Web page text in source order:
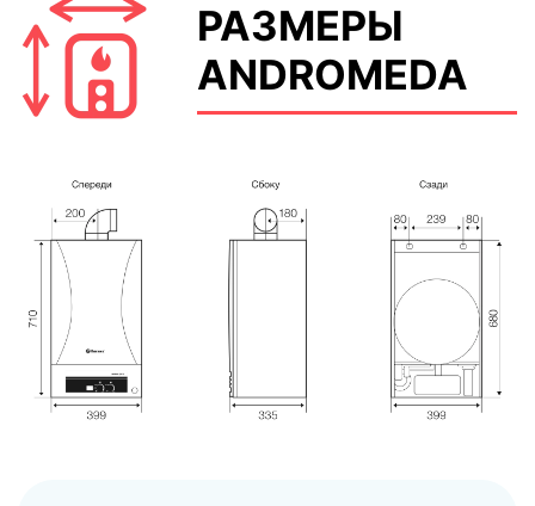
РАЗМЕРЫ
ANDROMEDA